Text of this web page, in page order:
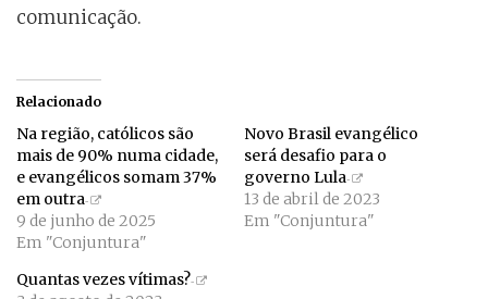
comunicação.
Relacionado
Na região, católicos são
mais de 90% numa cidade,
e evangélicos somam 37%
em outra
9 de junho de 2025
Em "Conjuntura"
Novo Brasil evangélico
será desafio para o
governo Lula
13 de abril de 2023
Em "Conjuntura"
Quantas vezes vítimas?